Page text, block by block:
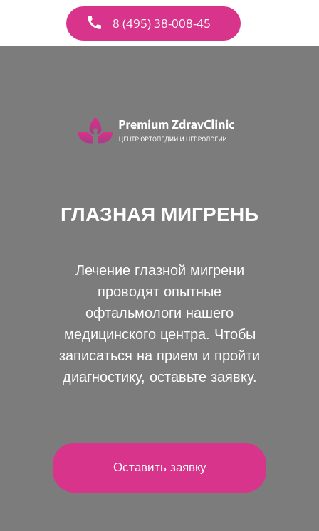
8 (495) 38-008-45
ГЛАЗНАЯ МИГРЕНЬ
Оставить заявку
Лечение глазной мигрени
проводят опытные
офтальмологи нашего
медицинского центра. Чтобы
записаться на прием и пройти
диагностику, оставьте заявку.